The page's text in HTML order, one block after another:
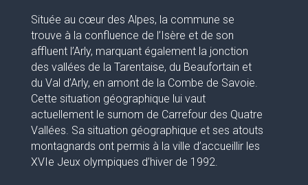
Située au cœur des Alpes, la commune se
trouve à la confluence de l’Isère et de son
affluent l’Arly, marquant également la jonction
des vallées de la Tarentaise, du Beaufortain et
du Val d’Arly, en amont de la Combe de Savoie.
Cette situation géographique lui vaut
actuellement le surnom de Carrefour des Quatre
Vallées. Sa situation géographique et ses atouts
montagnards ont permis à la ville d’accueillir les
XVIe Jeux olympiques d’hiver de 1992.